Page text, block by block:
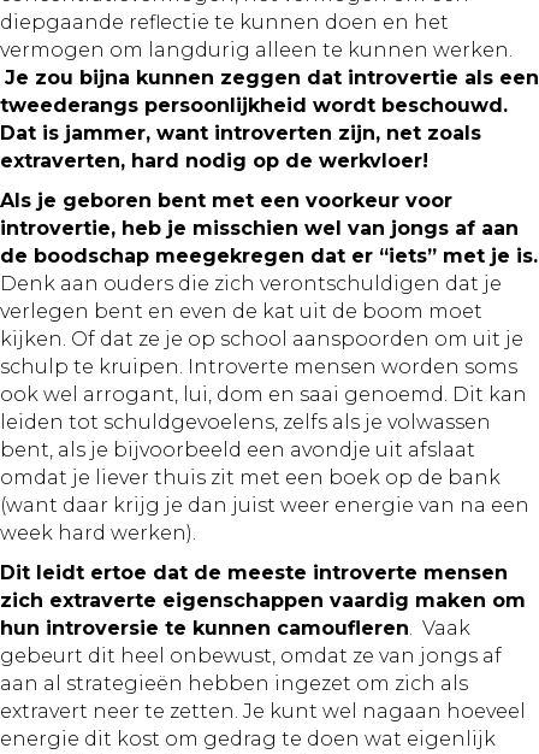
diepgaande reflectie te kunnen doen en het
vermogen om langdurig alleen te kunnen werken.
Je zou bijna kunnen zeggen dat introvertie als een
tweederangs persoonlijkheid wordt beschouwd.
Dat is jammer, want introverten zijn, net zoals
extraverten, hard nodig op de werkvloer!
Als je geboren bent met een voorkeur voor
introvertie, heb je misschien wel van jongs af aan
de boodschap meegekregen dat er “iets” met je is.
Denk aan ouders die zich verontschuldigen dat je
verlegen bent en even de kat uit de boom moet
kijken. Of dat ze je op school aanspoorden om uit je
schulp te kruipen. Introverte mensen worden soms
ook wel arrogant, lui, dom en saai genoemd. Dit kan
leiden tot schuldgevoelens, zelfs als je volwassen
bent, als je bijvoorbeeld een avondje uit afslaat
omdat je liever thuis zit met een boek op de bank
(want daar krijg je dan juist weer energie van na een
week hard werken).
Dit leidt ertoe dat de meeste introverte mensen
zich extraverte eigenschappen vaardig maken om
hun introversie te kunnen camoufleren. Vaak
gebeurt dit heel onbewust, omdat ze van jongs af
aan al strategieën hebben ingezet om zich als
extravert neer te zetten. Je kunt wel nagaan hoeveel
energie dit kost om gedrag te doen wat eigenlijk